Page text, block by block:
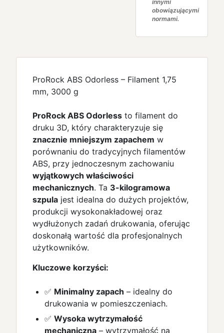
innymi
obowiązującymi
normami.
ProRock ABS Odorless – Filament 1,75
mm, 3000 g
ProRock ABS Odorless to filament do
druku 3D, który charakteryzuje się
znacznie mniejszym zapachem w
porównaniu do tradycyjnych filamentów
ABS, przy jednoczesnym zachowaniu
wyjątkowych właściwości
mechanicznych. Ta 3-kilogramowa
szpula jest idealna do dużych projektów,
produkcji wysokonakładowej oraz
wydłużonych zadań drukowania, oferując
doskonałą wartość dla profesjonalnych
użytkowników.
Kluczowe korzyści:
✅ Minimalny zapach – idealny do
drukowania w pomieszczeniach.
✅ Wysoka wytrzymałość
mechaniczna – wytrzymałość na